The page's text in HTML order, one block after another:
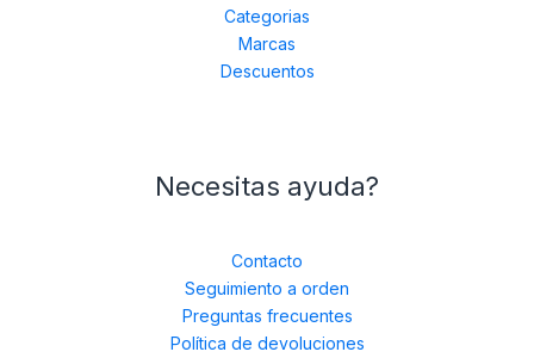
Categorias
Marcas
Descuentos
Necesitas ayuda?
Contacto
Seguimiento a orden
Preguntas frecuentes
Política de devoluciones